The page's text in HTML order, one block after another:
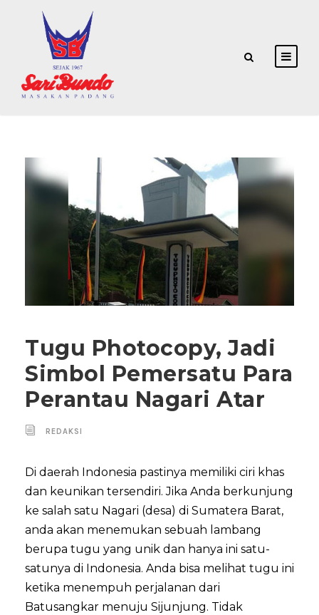
Tugu Photocopy, Jadi
Simbol Pemersatu Para
Perantau Nagari Atar
REDAKSI
Di daerah Indonesia pastinya memiliki ciri khas
dan keunikan tersendiri. Jika Anda berkunjung
ke salah satu Nagari (desa) di Sumatera Barat,
anda akan menemukan sebuah lambang
berupa tugu yang unik dan hanya ini satu-
satunya di Indonesia. Anda bisa melihat tugu ini
ketika menempuh perjalanan dari
Batusangkar menuju Sijunjung. Tidak